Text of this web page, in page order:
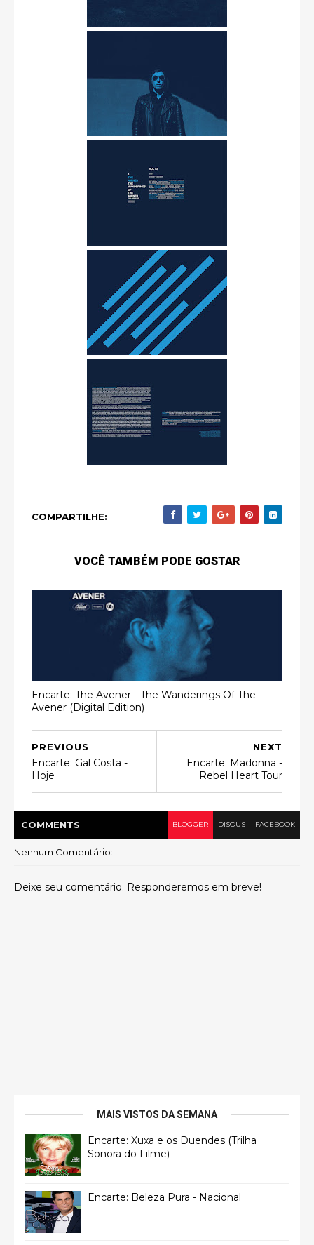
COMPARTILHE:
VOCÊ TAMBÉM PODE GOSTAR
Encarte: The Avener - The Wanderings Of The
Avener (Digital Edition)
NEXT
Encarte: Madonna -
Rebel Heart Tour
PREVIOUS
Encarte: Gal Costa -
Hoje
COMMENTS BLOGGER DISQUS FACEBOOK
Nenhum Comentário:
Deixe seu comentário. Responderemos em breve!
MAIS VISTOS DA SEMANA
Encarte: Xuxa e os Duendes (Trilha
Sonora do Filme)
Encarte: Beleza Pura - Nacional